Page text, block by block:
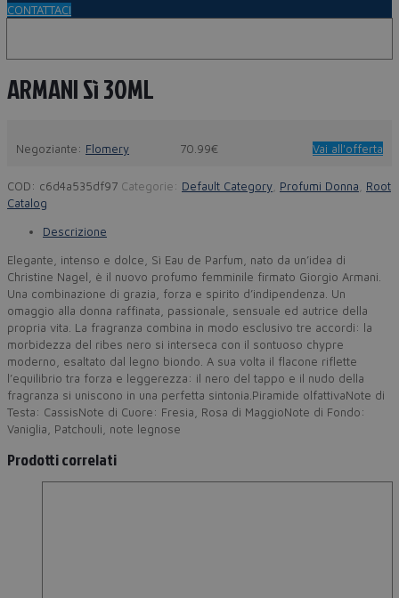
CONTATTACI
ARMANI Sì 30ML
Negoziante: Flomery 70.99€ Vai all'offerta
COD: c6d4a535df97 Categorie: Default Category Profumi Donna
Root
Catalog
Descrizione
Elegante, intenso e dolce, Sì Eau de Parfum, nato da un’idea di
Christine Nagel, è il nuovo profumo femminile firmato Giorgio Armani.
Una combinazione di grazia, forza e spirito d’indipendenza. Un
omaggio alla donna raffinata, passionale, sensuale ed autrice della
propria vita. La fragranza combina in modo esclusivo tre accordi: la
morbidezza del ribes nero si interseca con il sontuoso chypre
moderno, esaltato dal legno biondo. A sua volta il flacone riflette
l’equilibrio tra forza e leggerezza: il nero del tappo e il nudo della
fragranza si uniscono in una perfetta sintonia.Piramide olfattivaNote di
Testa: CassisNote di Cuore: Fresia, Rosa di MaggioNote di Fondo:
Vaniglia, Patchouli, note legnose
Prodotti correlati